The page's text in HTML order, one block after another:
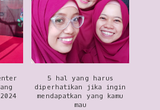
5 hal yang harus
diperhatikan jika ingin
mendapatkan yang kamu
mau